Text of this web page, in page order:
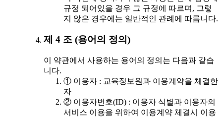
규정 되어있을 경우 그 규정에 따르며, 그렇
지 않은 경우에는 일반적인 관례에 따릅니다.
제 4 조 (용어의 정의)
이 약관에서 사용하는 용어의 정의는 다음과 같습
니다.
① 이용자 : 교육정보원과 이용계약을 체결한
자
② 이용자번호(ID) : 이용자 식별과 이용자의
서비스 이용을 위하여 이용계약 체결시 이용